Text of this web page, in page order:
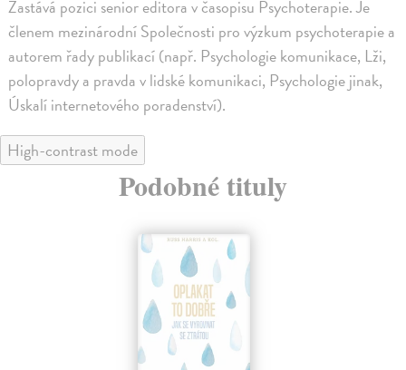
Zastává pozici senior editora v časopisu Psychoterapie. Je
členem mezinárodní Společnosti pro výzkum psychoterapie a
autorem řady publikací (např. Psychologie komunikace, Lži,
polopravdy a pravda v lidské komunikaci, Psychologie jinak,
Úskalí internetového poradenství).
High-contrast mode
Podobné tituly